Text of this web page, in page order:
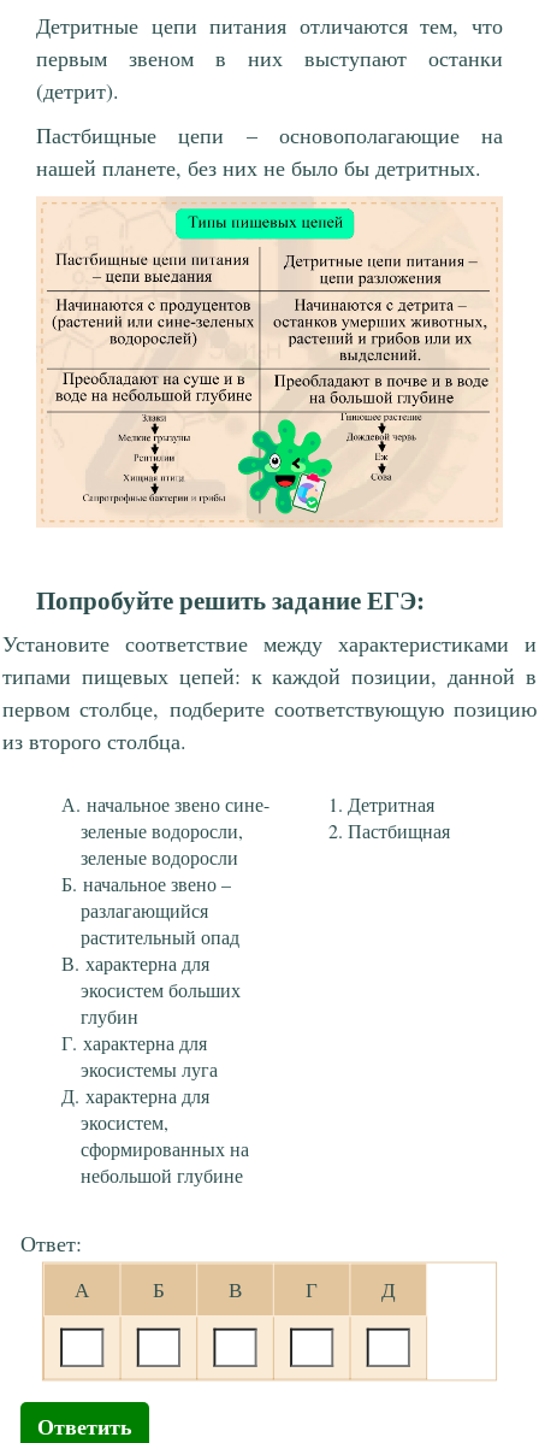
Детритные цепи питания отличаются тем, что
первым звеном в них выступают останки
(детрит).
Пастбищные цепи – основополагающие на
нашей планете, без них не было бы детритных.
Попробуйте решить задание ЕГЭ:
Установите соответствие между характеристиками и
типами пищевых цепей: к каждой позиции, данной в
первом столбце, подберите соответствующую позицию
из второго столбца.
начальное звено сине-
зеленые водоросли,
зеленые водоросли
начальное звено –
разлагающийся
растительный опад
характерна для
экосистем больших
глубин
характерна для
экосистемы луга
характерна для
экосистем,
сформированных на
небольшой глубине
Детритная
Пастбищная
Ответ:
А Б В Г Д
Ответить